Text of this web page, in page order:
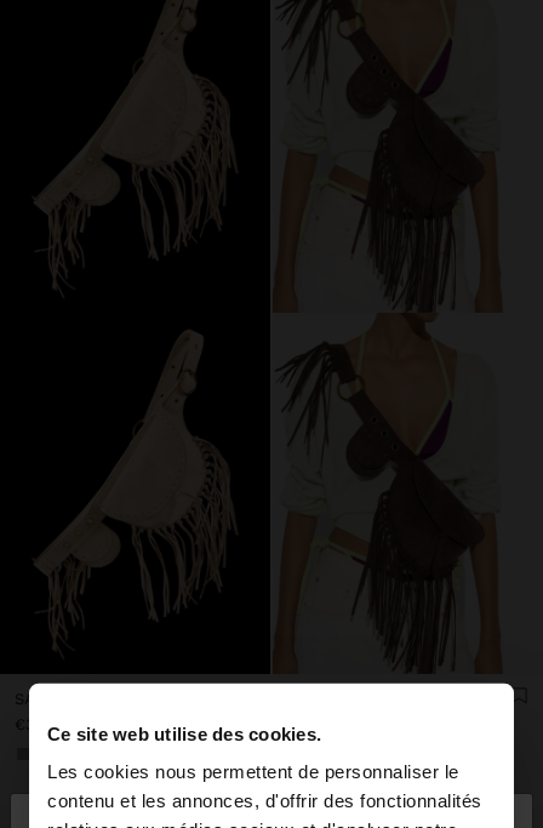
Ce site web utilise des cookies.
Les cookies nous permettent de personnaliser le
contenu et les annonces, d'offrir des fonctionnalités
€39,99
€39,99